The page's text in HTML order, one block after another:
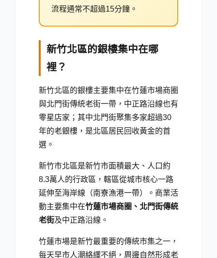
流程通常不超過15分鐘。
新竹北區的銀樓集中在哪
裡？
新竹北區的銀樓主要集中在竹蓮市場商圈
與北門街傳統老街一帶，中正路沿線也有
零星店家；其中北門街聚集多家超過30
年的老銀樓，是北區居民回收黃金的首
選。
新竹市北區是新竹市面積最大、人口約
8.3萬人的行政區，轄區從城市核心一路
延伸至海岸線（南寮漁港一帶）。商業活
動主要集中在竹蓮市場商圈、北門街傳統
老街及中正路沿線。
竹蓮市場是新竹最重要的傳統市集之一，
每天早市人潮絡繹不絕，周邊自然形成老